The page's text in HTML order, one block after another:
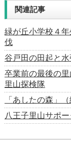
関連記事
緑が丘小学校４
伐
谷戸田の田起と
卒業前の最後の
里山探検隊
「あしたの森」
八王子里山サポ